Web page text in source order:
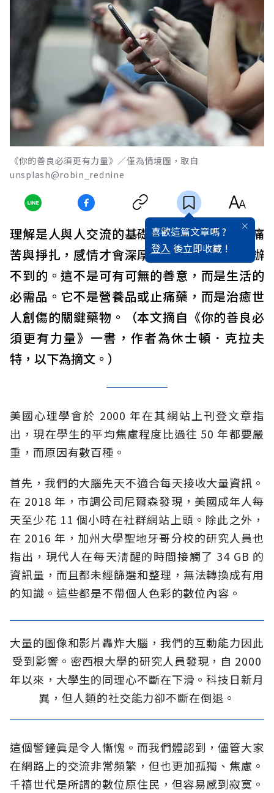
《你的善良必須更有力量》／僅為情境圖，取自
unsplash@robin_rednine
喜歡這篇文章嗎 ?
登入 後立即收藏 !
理解是人與人交流的基礎。朋友間也要經歷痛
苦與掙扎，感情才會深厚；光點兩下螢幕是辦
不到的。這不是可有可無的善意，而是生活的
必需品。它不是營養品或止痛藥，而是治癒世
人創傷的關鍵藥物。（本文摘自《你的善良必
須更有力量》一書，作者為休士頓．克拉夫
特，以下為摘文。）
美國心理學會於 2000 年在其網站上刊登文章指
出，現在學生的平均焦慮程度比過往 50 年都要嚴
重，而原因有數百種。
首先，我們的大腦先天不適合每天接收大量資訊。
在 2018 年，市調公司尼爾森發現，美國成年人每
天至少花 11 個小時在社群網站上頭。除此之外，
在 2016 年，加州大學聖地牙哥分校的研究人員也
指出，現代人在每天淸醒的時間接觸了 34 GB 的
資訊量，而且都未經篩選和整理，無法轉換成有用
的知識。這些都是不帶個人色彩的數位內容。
大量的圖像和影片轟炸大腦，我們的互動能力因此
受到影響。密西根大學的研究人員發現，自 2000
年以來，大學生的同理心不斷在下滑。科技日新月
異，但人類的社交能力卻不斷在倒退。
這個警鐘眞是令人慚愧。而我們體認到，儘管大家
在網路上的交流非常頻繁，但也更加孤獨、焦慮。
千禧世代是所謂的數位原住民，但容易感到寂寞。